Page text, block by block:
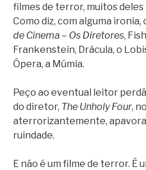
filmes de terror, muitos
Como diz, com alguma ironia,
de Cinema – Os Diretores,
Frankenstein, Drácula, o
Ópera, a Múmia.
Peço ao eventual leitor
do diretor, The Unholy Four,
aterrorizantemente,
ruindade.
E não é um filme de terror. É